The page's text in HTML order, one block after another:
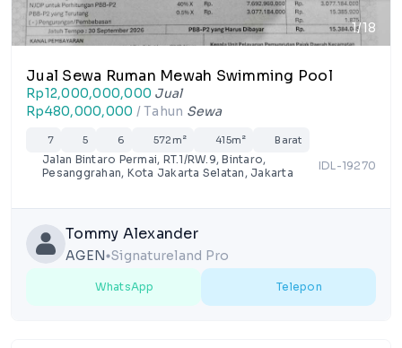
1/18
Jual Sewa Ruman Mewah Swimming Pool
Rp12,000,000,000 Jual
Rp480,000,000 / Tahun Sewa
7 5 6 572m² 415m² Barat
Jalan Bintaro Permai, RT.1/RW.9, Bintaro,
Pesanggrahan, Kota Jakarta Selatan, Jakarta
IDL-19270
Tommy Alexander
AGEN lens Signatureland Pro
WhatsApp Telepon